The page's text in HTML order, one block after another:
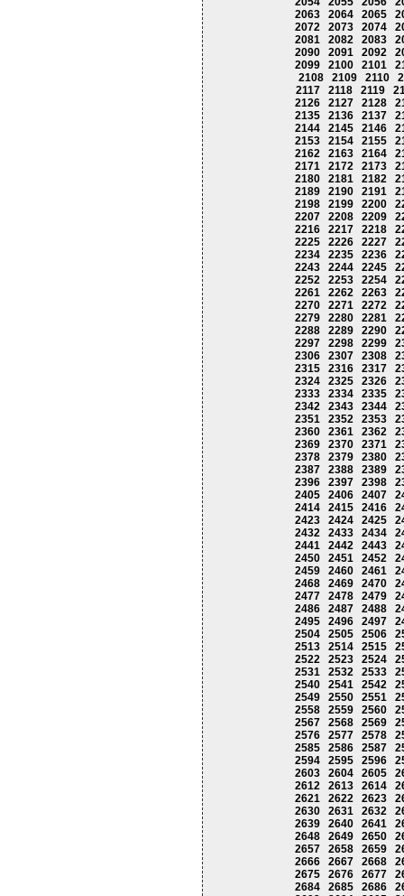
2063
2064 2065
2072
2073 2074
2081
2082 2083
2090
2091 2092
2099
2100 2101
2108
2109 2110
2117
2118 2119
2126
2127 2128
2135
2136 2137
2144
2145 2146
2153
2154 2155
2162
2163 2164
2171
2172 2173
2180
2181 2182
2189
2190 2191
2198
2199 2200
2207
2208 2209
2216
2217 2218
2225
2226 2227
2234
2235 2236
2243
2244 2245
2252
2253 2254
2261
2262 2263
2270
2271 2272
2279
2280 2281
2288
2289 2290
2297
2298 2299
2306
2307 2308
2315
2316 2317
2324
2325 2326
2333
2334 2335
2342
2343 2344
2351
2352 2353
2360
2361 2362
2369
2370 2371
2378
2379 2380
2387
2388 2389
2396
2397 2398
2405
2406 2407
2414
2415 2416
2423
2424 2425
2432
2433 2434
2441
2442 2443
2450
2451 2452
2459
2460 2461
2468
2469 2470
2477
2478 2479
2486
2487 2488
2495
2496 2497
2504
2505 2506
2513
2514 2515
2522
2523 2524
2531
2532 2533
2540
2541 2542
2549
2550 2551
2558
2559 2560
2567
2568 2569
2576
2577 2578
2585
2586 2587
2594
2595 2596
2603
2604 2605
2612
2613 2614
2621
2622 2623
2630
2631 2632
2639
2640 2641
2648
2649 2650
2657
2658 2659
2666
2667 2668
2675
2676 2677
2684
2685 2686